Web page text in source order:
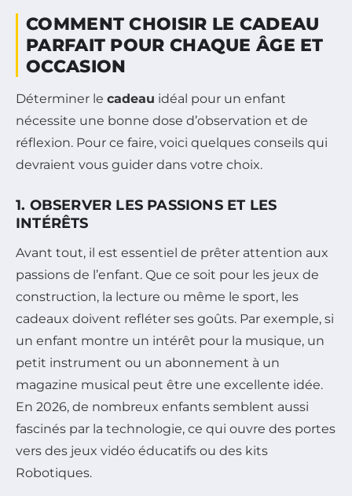
COMMENT CHOISIR LE CADEAU
PARFAIT POUR CHAQUE ÂGE ET
OCCASION
Déterminer le cadeau idéal pour un enfant
nécessite une bonne dose d’observation et de
réflexion. Pour ce faire, voici quelques conseils qui
devraient vous guider dans votre choix.
1. OBSERVER LES PASSIONS ET LES
INTÉRÊTS
Avant tout, il est essentiel de prêter attention aux
passions de l’enfant. Que ce soit pour les jeux de
construction, la lecture ou même le sport, les
cadeaux doivent refléter ses goûts. Par exemple, si
un enfant montre un intérêt pour la musique, un
petit instrument ou un abonnement à un
magazine musical peut être une excellente idée.
En 2026, de nombreux enfants semblent aussi
fascinés par la technologie, ce qui ouvre des portes
vers des jeux vidéo éducatifs ou des kits
Robotiques.